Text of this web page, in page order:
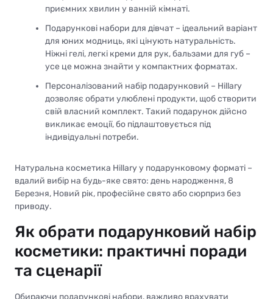
приємних хвилин у ванній кімнаті.
Подарункові набори для дівчат – ідеальний варіант
для юних модниць, які цінують натуральність.
Ніжні гелі, легкі креми для рук, бальзами для губ –
усе це можна знайти у компактних форматах.
Персоналізований набір подарунковий – Hillary
дозволяє обрати улюблені продукти, щоб створити
свій власний комплект. Такий подарунок дійсно
викликає емоції, бо підлаштовується під
індивідуальні потреби.
Натуральна косметика Hillary у подарунковому форматі –
вдалий вибір на будь-яке свято: день народження, 8
Березня, Новий рік, професійне свято або сюрприз без
приводу.
Як обрати подарунковий набір
косметики: практичні поради
та сценарії
Обираючи подарункові набори, важливо врахувати